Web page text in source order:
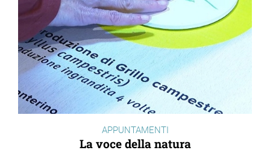
APPUNTAMENTI
La voce della natura